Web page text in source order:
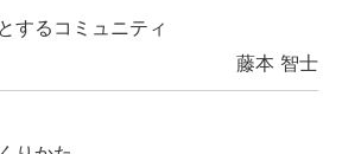
するコミュニティ
藤本 智士